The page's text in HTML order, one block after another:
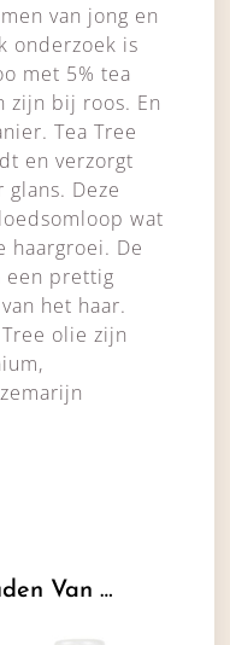
van jong en
onderzoek is
met 5% tea
zijn bij roos. En
Tea Tree
en verzorgt
Deze
wat
haargroei. De
een prettig
het haar.
olie zijn
Van …